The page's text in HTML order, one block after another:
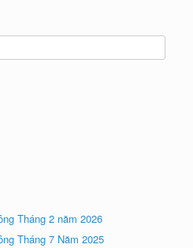
Tháng 2 năm 2026
Tháng 7 Năm 2025